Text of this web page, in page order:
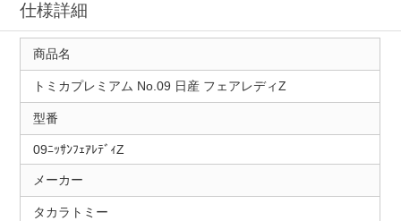
仕様詳細
商品名
トミカプレミアム No.09 日産 フェアレディZ
型番
09ﾆｯｻﾝﾌｪｱﾚﾃﾞｨZ
メーカー
タカラトミー